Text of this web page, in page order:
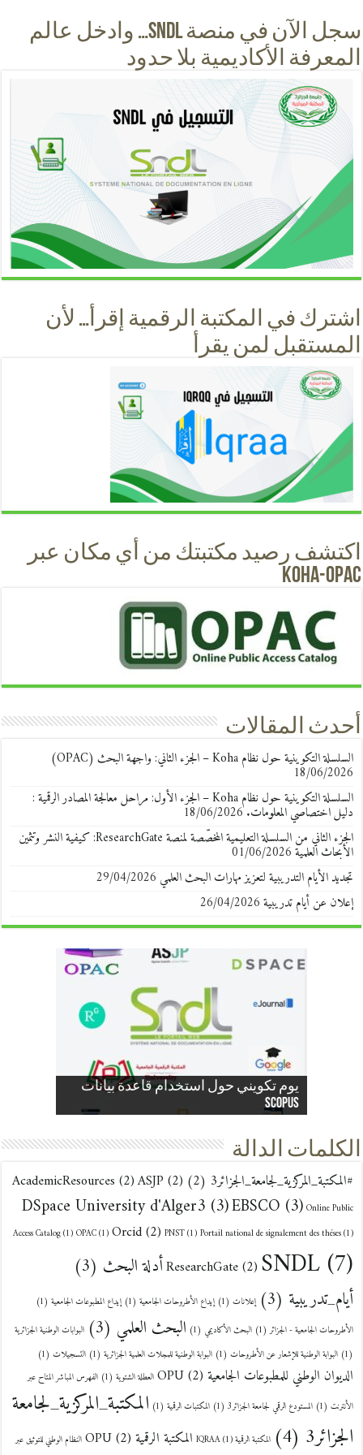
سجل الآن في منصة SNDL… وادخل عالم
المعرفة الأكاديمية بلا حدود
اشترك في المكتبة الرقمية إقرأ… لأن
المستقبل لمن يقرأ
اكتشف رصيد مكتبتك من أي مكان عبر
KOHA-OPAC
أحدث المقالات
السلسلة التكوينية حول نظام Koha – الجزء الثاني: واجهة البحث (OPAC)
18/06/2026
السلسلة التكوينية حول نظام Koha – الجزء الأول: مراحل معالجة المصادر الرقمية :
دليل اختصاصي المعلومات.18/06/2026
الجزء الثاني من السلسلة التعليمية المخصّصة لمنصة ResearchGate: كيفية النشر وتثمين
الأبحاث العلمية01/06/2026
تجديد الأيام التدريبية لتعزيز مهارات البحث العلمي 29/04/2026
إعلان عن أيام تدريبية26/04/2026
تجديد الأيام التدريبية لتعزيز مهارات
البحث العلمي
يوم تكويني حول استخدام قاعدة بيانات
Scopus
تعزيز البحث العلمي بجامعة الجزائر 3 عبر
إتاحة الوصول إلى قاعدة بيانات EBSCO
إعلان هام لأعضاء الهيئة التدريسية بجامعة
الجزائر3
ORCID… هويتك البحثية تبدأ من هنا | قريبًا
انطلاق سلسلة الورش التدريبية بالمكتبة
المركزية لجامعة الجزائر 3
إعلان بخصوص العطلة الشتوية للسنة
الجامعية (2025/2026)
إعلان لفائدة طلبة الدكتوراه: المكتبة
الرقمية OPU
ف/ي مواقيت إيداع الأطروحات
والمطبوعات
إعلان بخصوص ضبط حسابات
المستخدمين في النظام الوطني للتوثيق
عن بعد (SNDL)
الكلمات الدالة
#المكتبة_المركزية_لجامعة_الجزائر3 (2)
AcademicResources (2)ASJP (2)
DSpace University d'Alger3 (3)EBSCO (3) Online Public
Access Catalog(1) OPAC(1) Orcid(2) PNST(1) Portail national de signalement des théses(1)
ResearchGate(2) SNDL(7) أدلة البحث (3)
أيام_تدريبية (3) إعلانات (1) إيداع الأطروحات الجامعية (1) إيداع المطبوعات الجامعية (1)
الأطروحات الجامعية - الجزائر(1) البحث الأكاديمي (1) البحث العلمي (3)
البوابات الوطنية الجزائرية
(1)
البوابة الوطنية للإشعار عن الأطروحات (1) البوابة الوطنية للمجلات العلمية الجزائرية (1) التسجيلات (1)
الديوان الوطني للمطبوعات الجامعية OPU (2) العطلة الشتوية (1)
الفهرس المباشر المتاح عبر
الأنترنت (1) المستودع الرقمي لجامعة الجزائر3 (1) المكتبات الرقمية (1)
المكتبة_المركزية_لجامعة
الجزائر3 (4) المكتبة الرقمية IQRAA(1) المكتبة الرقمية OPU (2) النظام الوطني للتوثيق عبر